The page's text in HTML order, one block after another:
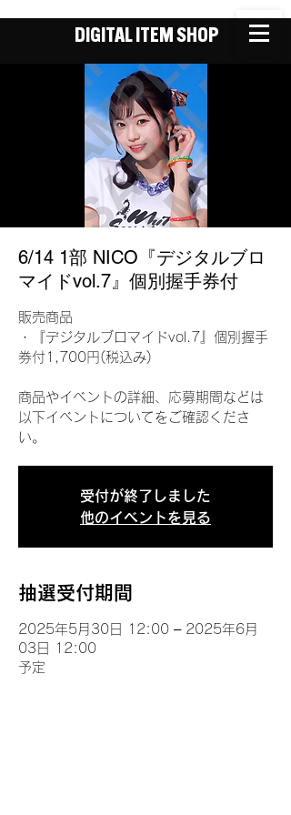
DIGITAL ITEM SHOP
6/14 1部 NICO『デジタルブロ
マイドvol.7』個別握手券付
販売商品
・『デジタルブロマイドvol.7』個別握手
券付1,700円(税込み)
商品やイベントの詳細、応募期間などは
以下イベントについてをご確認くださ
い。
受付が終了しました
他のイベントを見る
抽選受付期間
2025年5月30日 12:00 – 2025年6月
03日 12:00
予定